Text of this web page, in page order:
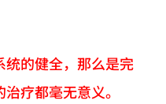
统的健全，那么是完
疗都毫无意义。